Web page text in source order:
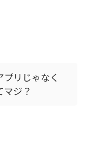
リじゃなく
ジ？